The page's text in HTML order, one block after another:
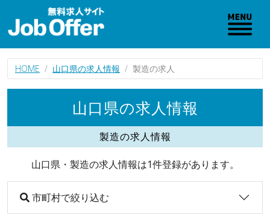
HOME 山口県の求人情報 製造の求人
山口県の求人情報
製造の求人情報
山口県・製造の求人情報は1件登録があります。
市町村で絞り込む